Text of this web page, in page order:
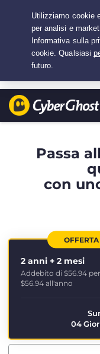
L'offerta
Passa
con
2 anni + 2 mesi
Addebito di $56.94
$56.94 all'anno
04